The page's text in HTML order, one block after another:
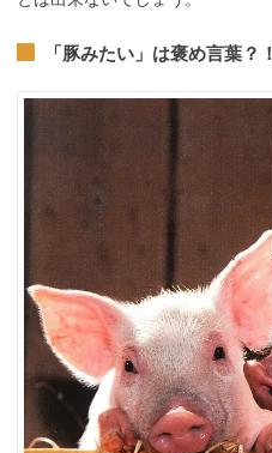
「豚みたい」は褒め言葉？！